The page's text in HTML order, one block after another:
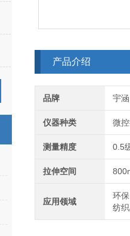
产品介绍
品牌 宇涵
仪器种类 微
测量精度 0.5
拉伸空间
应用领域
环
纺